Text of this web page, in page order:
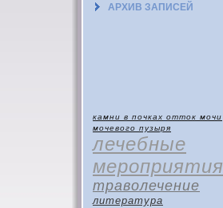
АРХИВ ЗАПИСЕЙ
камни в почках отток мочи
мочевого пузыря
лечебные
мероприятия
траволечение
литература